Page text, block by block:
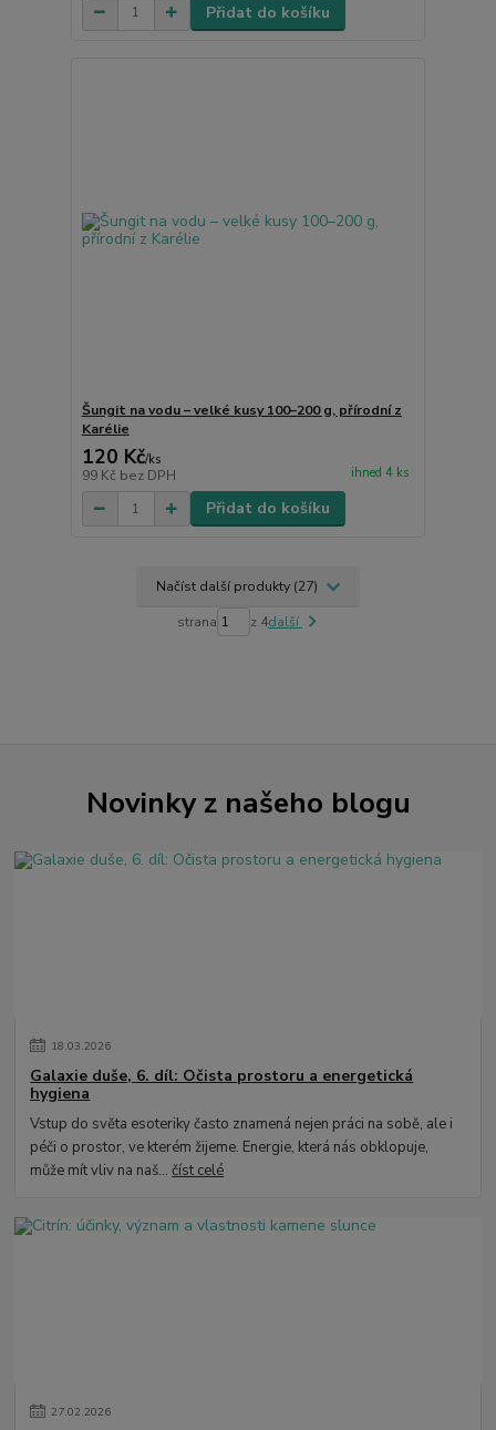
Přidat do košíku
Šungit na vodu – velké kusy 100–200 g, přírodní z
Karélie
120 Kč/ks
99 Kč bez DPH ihned 4 ks
Přidat do košíku
Načíst další produkty (27)
strana z 4další
Novinky z našeho blogu
18.03.2026
Galaxie duše, 6. díl: Očista prostoru a energetická
hygiena
Vstup do světa esoteriky často znamená nejen práci na sobě, ale i
péči o prostor, ve kterém žijeme. Energie, která nás obklopuje,
může mít vliv na naš...číst celé
27.02.2026